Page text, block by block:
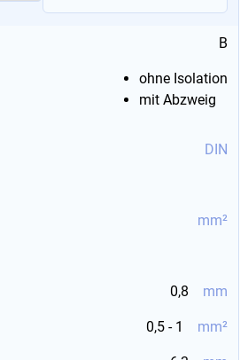
B
ohne Isolation
mit Abzweig
DIN
mm²
0,8 mm
0,5 - 1 mm²